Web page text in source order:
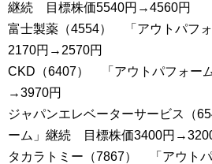
継続 目標株価5540円→4560円
富士製薬（4554） 「アウトパフ
2170円→2570円
CKD（6407） 「アウトパフォー
→3970円
ジャパンエレベーターサービス（
ーム」継続 目標株価3400円
タカラトミー（7867） 「アウト